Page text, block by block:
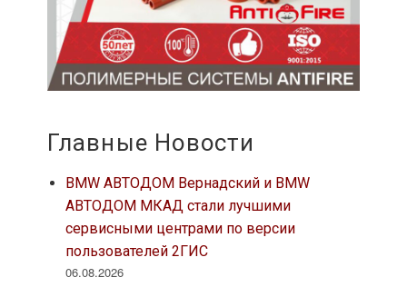
Главные Новости
BMW АВТОДОМ Вернадский и BMW
АВТОДОМ МКАД стали лучшими
сервисными центрами по версии
пользователей 2ГИС
06.08.2026